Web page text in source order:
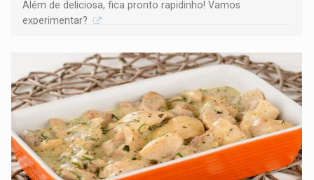
Além de deliciosa, fica pronto rapidinho! Vamos
experimentar?